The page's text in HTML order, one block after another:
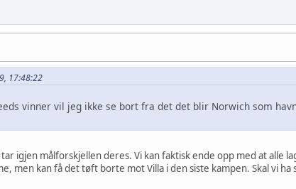
17:48:22
vinner vil jeg ikke se bort fra det det blir Norwich som
igjen målforskjellen deres. Vi kan faktisk ende opp med at alle
men kan få det tøft borte mot Villa i den siste kampen. Skal vi